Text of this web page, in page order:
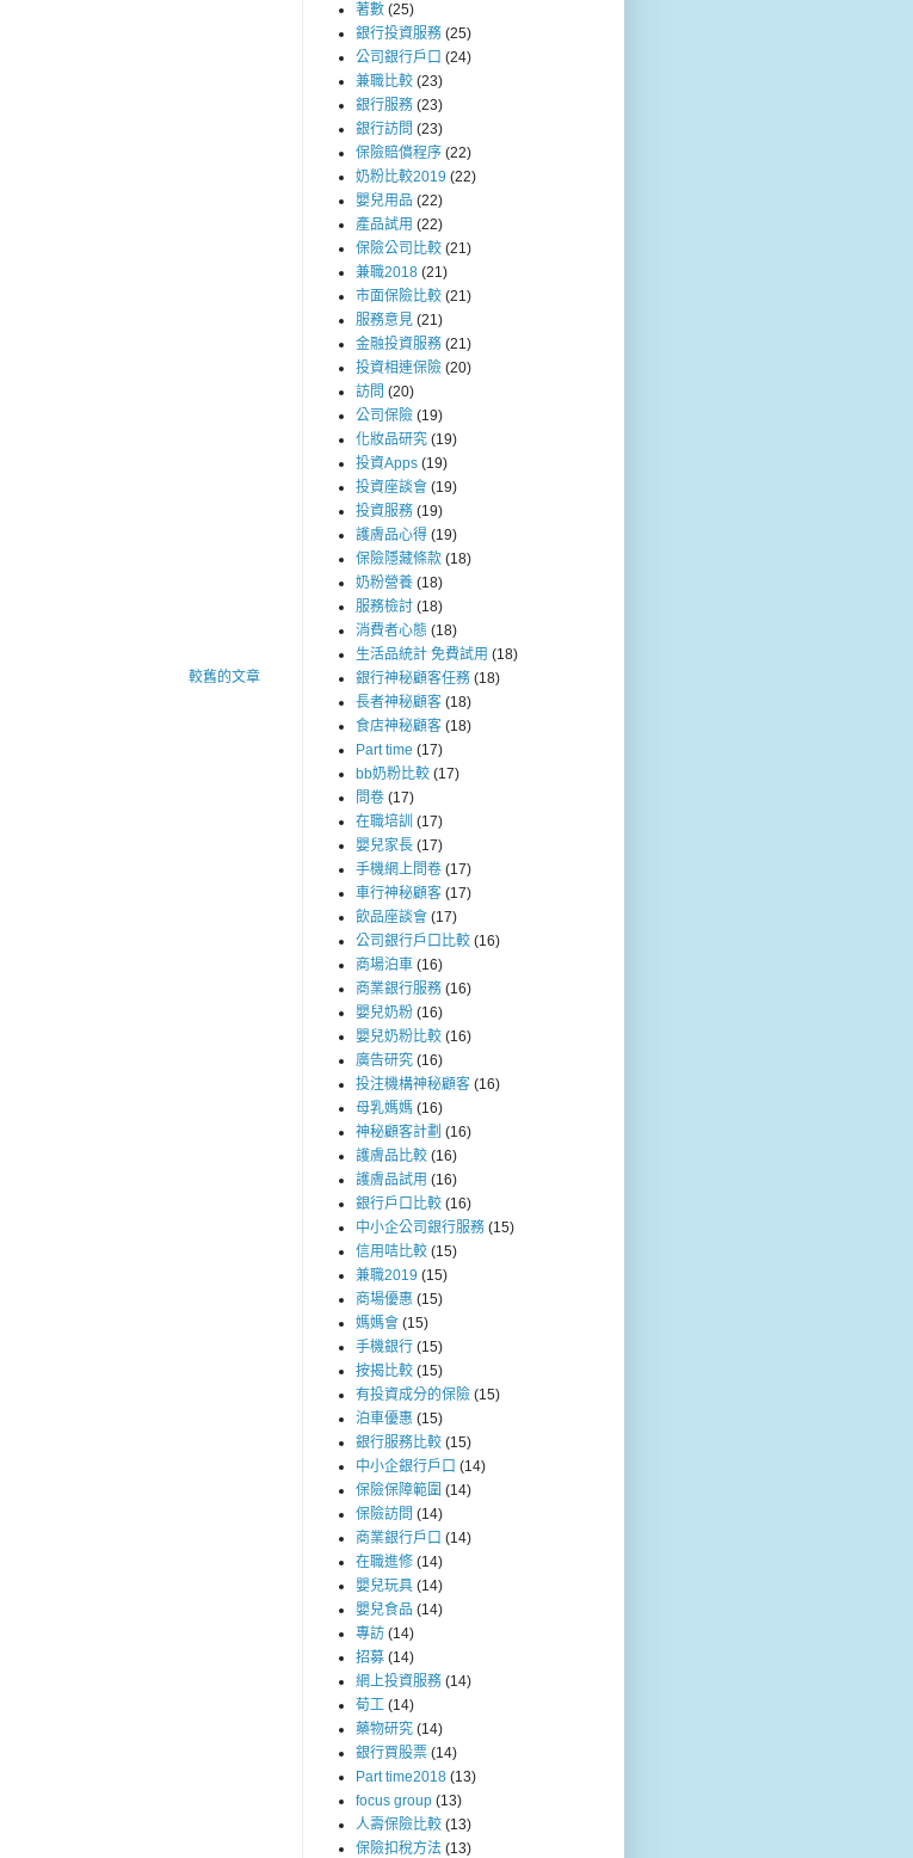
較舊的文章
著數 (25)
銀行投資服務 (25)
公司銀行戶口 (24)
兼職比較 (23)
銀行服務 (23)
銀行訪問 (23)
保險賠償程序 (22)
奶粉比較2019 (22)
嬰兒用品 (22)
產品試用 (22)
保險公司比較 (21)
兼職2018 (21)
市面保險比較 (21)
服務意見 (21)
金融投資服務 (21)
投資相連保險 (20)
訪問 (20)
公司保險 (19)
化妝品研究 (19)
投資Apps (19)
投資座談會 (19)
投資服務 (19)
護膚品心得 (19)
保險隱藏條款 (18)
奶粉營養 (18)
服務檢討 (18)
消費者心態 (18)
生活品統計 免費試用 (18)
銀行神秘顧客任務 (18)
長者神秘顧客 (18)
食店神秘顧客 (18)
Part time (17)
bb奶粉比較 (17)
問卷 (17)
在職培訓 (17)
嬰兒家長 (17)
手機網上問卷 (17)
車行神秘顧客 (17)
飲品座談會 (17)
公司銀行戶口比較 (16)
商場泊車 (16)
商業銀行服務 (16)
嬰兒奶粉 (16)
嬰兒奶粉比較 (16)
廣告研究 (16)
投注機構神秘顧客 (16)
母乳媽媽 (16)
神秘顧客計劃 (16)
護膚品比較 (16)
護膚品試用 (16)
銀行戶口比較 (16)
中小企公司銀行服務 (15)
信用咭比較 (15)
兼職2019 (15)
商場優惠 (15)
媽媽會 (15)
手機銀行 (15)
按揭比較 (15)
有投資成分的保險 (15)
泊車優惠 (15)
銀行服務比較 (15)
中小企銀行戶口 (14)
保險保障範圍 (14)
保險訪問 (14)
商業銀行戶口 (14)
在職進修 (14)
嬰兒玩具 (14)
嬰兒食品 (14)
專訪 (14)
招募 (14)
網上投資服務 (14)
荀工 (14)
藥物研究 (14)
銀行買股票 (14)
Part time2018 (13)
focus group (13)
人壽保險比較 (13)
保險扣稅方法 (13)